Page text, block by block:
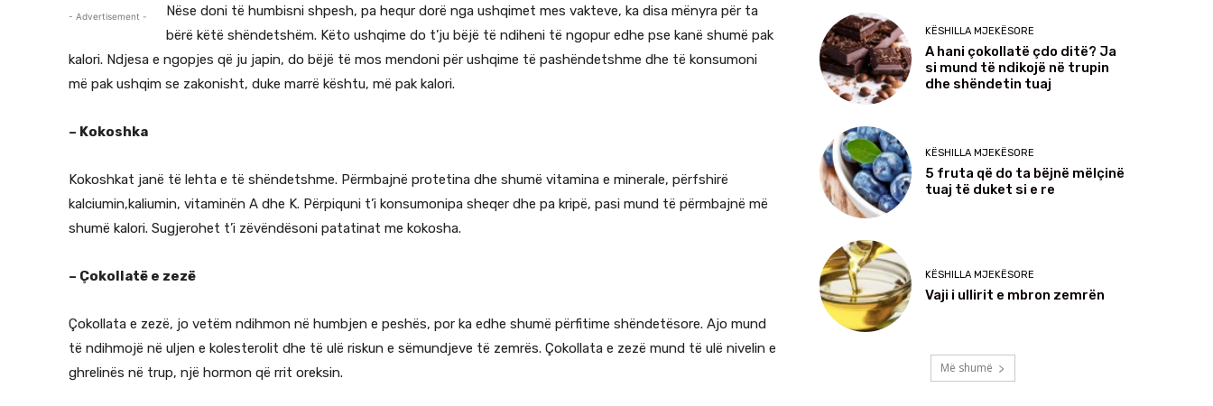
- Advertisement -
Nëse doni të humbisni shpesh, pa hequr dorë nga ushqimet mes vakteve, ka disa mënyra për ta
bërë këtë shëndetshëm. Këto ushqime do t’ju bëjë të ndiheni të ngopur edhe pse kanë shumë pak
kalori. Ndjesa e ngopjes që ju japin, do bëjë të mos mendoni për ushqime të pashëndetshme dhe të konsumoni
më pak ushqim se zakonisht, duke marrë kështu, më pak kalori.
– Kokoshka
Kokoshkat janë të lehta e të shëndetshme. Përmbajnë protetina dhe shumë vitamina e minerale, përfshirë
kalciumin,kaliumin, vitaminën A dhe K. Përpiquni t’i konsumonipa sheqer dhe pa kripë, pasi mund të përmbajnë më
shumë kalori. Sugjerohet t’i zëvëndësoni patatinat me kokosha.
– Çokollatë e zezë
Çokollata e zezë, jo vetëm ndihmon në humbjen e peshës, por ka edhe shumë përfitime shëndetësore. Ajo mund
të ndihmojë në uljen e kolesterolit dhe të ulë riskun e sëmundjeve të zemrës. Çokollata e zezë mund të ulë nivelin e
ghrelinës në trup, një hormon që rrit oreksin.
KËSHILLA MJEKËSORE
A hani çokollatë çdo ditë? Ja
si mund të ndikojë në trupin
dhe shëndetin tuaj
KËSHILLA MJEKËSORE
5 fruta që do ta bëjnë mëlçinë
tuaj të duket si e re
KËSHILLA MJEKËSORE
Vaji i ullirit e mbron zemrën
Më shumë